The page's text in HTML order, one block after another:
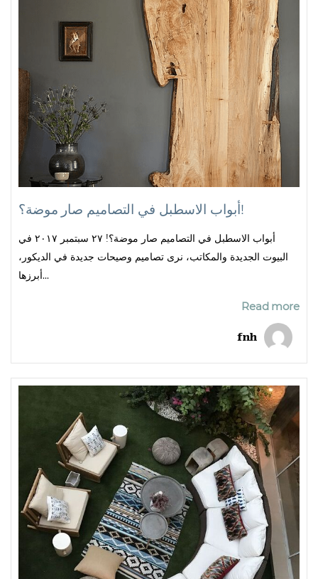
أبواب الاسطبل في التصاميم صار موضة؟!
أبواب الاسطبل في التصاميم صار موضة؟! ٢٧ سبتمبر ٢٠١٧ في
البيوت الجديدة والمكاتب، نرى تصاميم وصيحات جديدة في الديكور،
أبرزها...
Read more
fnh